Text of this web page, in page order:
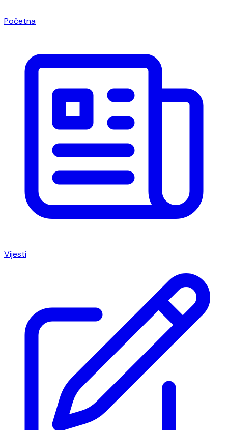
Početna
Vijesti